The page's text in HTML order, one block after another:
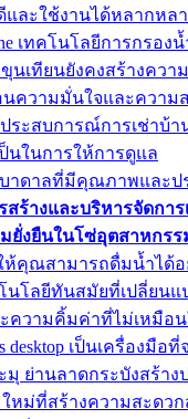
ละใช้งานได้หลากหล
เทคโนโลยีการกรอ
นเทียนยังคงสร้างควา
ความมั่นใจและความ
อประสบการณ์การเช่าบ้
นในการให้การดูแล
บาดาลที่มีคุณภาพและ
สร้างและบริหารจัดกา
ยั่งยืนในโซ่อุตสาหกรร
คุณสามารถดื่มน้ำได้อ
นโลยีทันสมัยที่เปลี่ยน
ความคิ้มค่าที่ไม่เหมือ
desktop เป็นเครื่องมือ
มุ ย่านลาดกระบังสร้า
หม่ที่สร้างความสะดว